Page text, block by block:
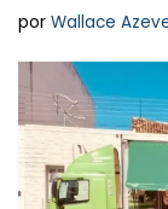
por Wallace